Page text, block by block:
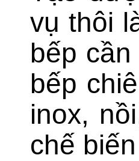
vụ thôi
bếp
bếp
inox,
chế